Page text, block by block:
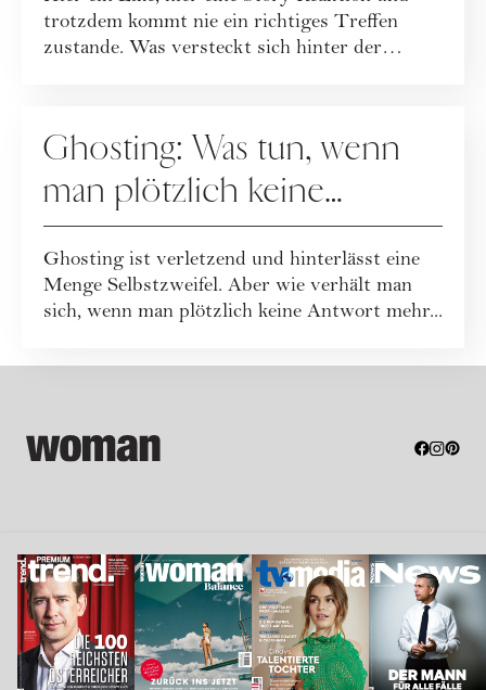
trotzdem kommt nie ein richtiges Treffen
zustande. Was versteckt sich hinter der
Ghosting: Was tun, wenn
man plötzlich keine
Antwort mehr bekommt?
Ghosting ist verletzend und hinterlässt eine
Menge Selbstzweifel. Aber wie verhält man
sich, wenn man plötzlich keine Antwort mehr...